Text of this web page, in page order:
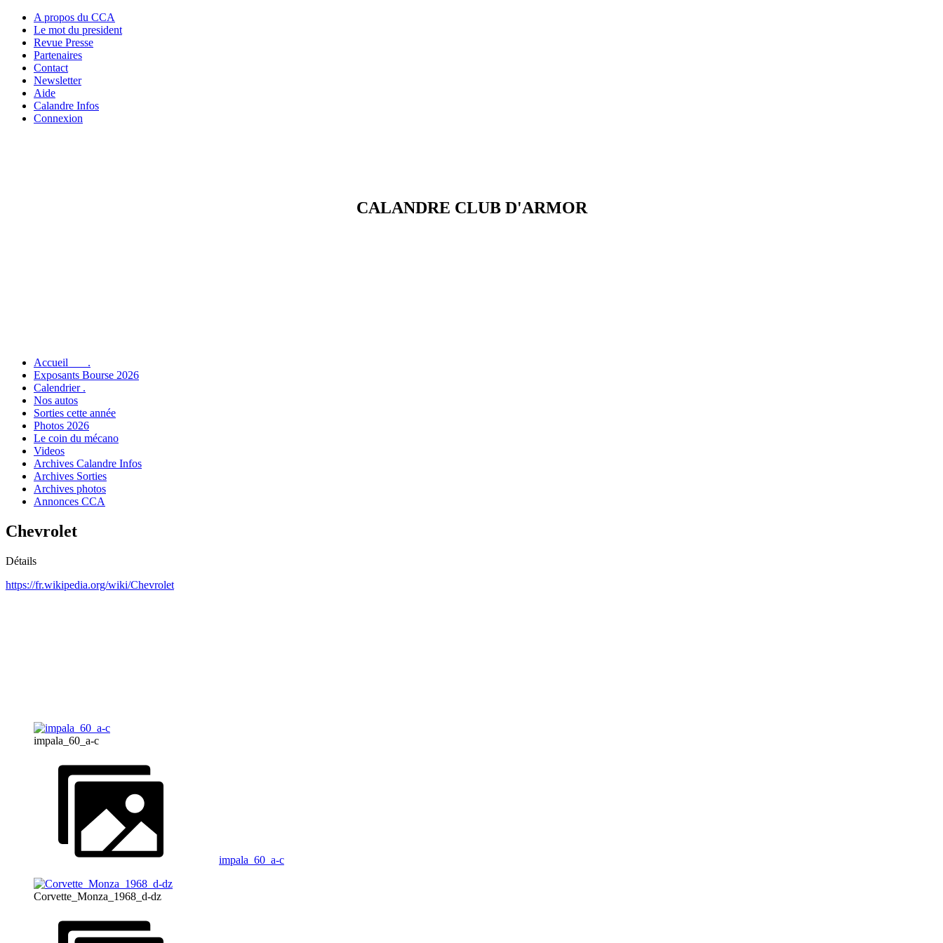
A propos du CCA
Le mot du president
Revue Presse
Partenaires
Contact
Newsletter
Aide
Calandre Infos
Connexion
CALANDRE CLUB D'ARMOR
Accueil .
Exposants Bourse 2026
Calendrier .
Nos autos
Sorties cette année
Photos 2026
Le coin du mécano
Videos
Archives Calandre Infos
Archives Sorties
Archives photos
Annonces CCA
Chevrolet
Détails
https://fr.wikipedia.org/wiki/Chevrolet
impala_60_a-c
impala_60_a-c
Corvette_Monza_1968_d-dz